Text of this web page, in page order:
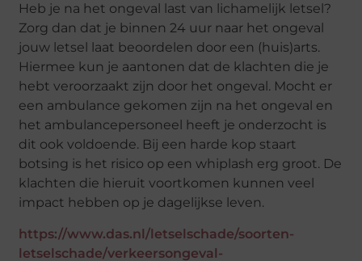
Heb je na het ongeval last van lichamelijk letsel?
Zorg dan dat je binnen 24 uur naar het ongeval
jouw letsel laat beoordelen door een (huis)arts.
Hiermee kun je aantonen dat de klachten die je
hebt veroorzaakt zijn door het ongeval. Mocht er
een ambulance gekomen zijn na het ongeval en
het ambulancepersoneel heeft je onderzocht is
dit ook voldoende. Bij een harde kop staart
botsing is het risico op een whiplash erg groot. De
klachten die hieruit voortkomen kunnen veel
impact hebben op je dagelijkse leven.
https://www.das.nl/letselschade/soorten-
letselschade/verkeersongeval-